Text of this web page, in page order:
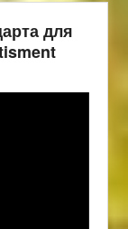
для